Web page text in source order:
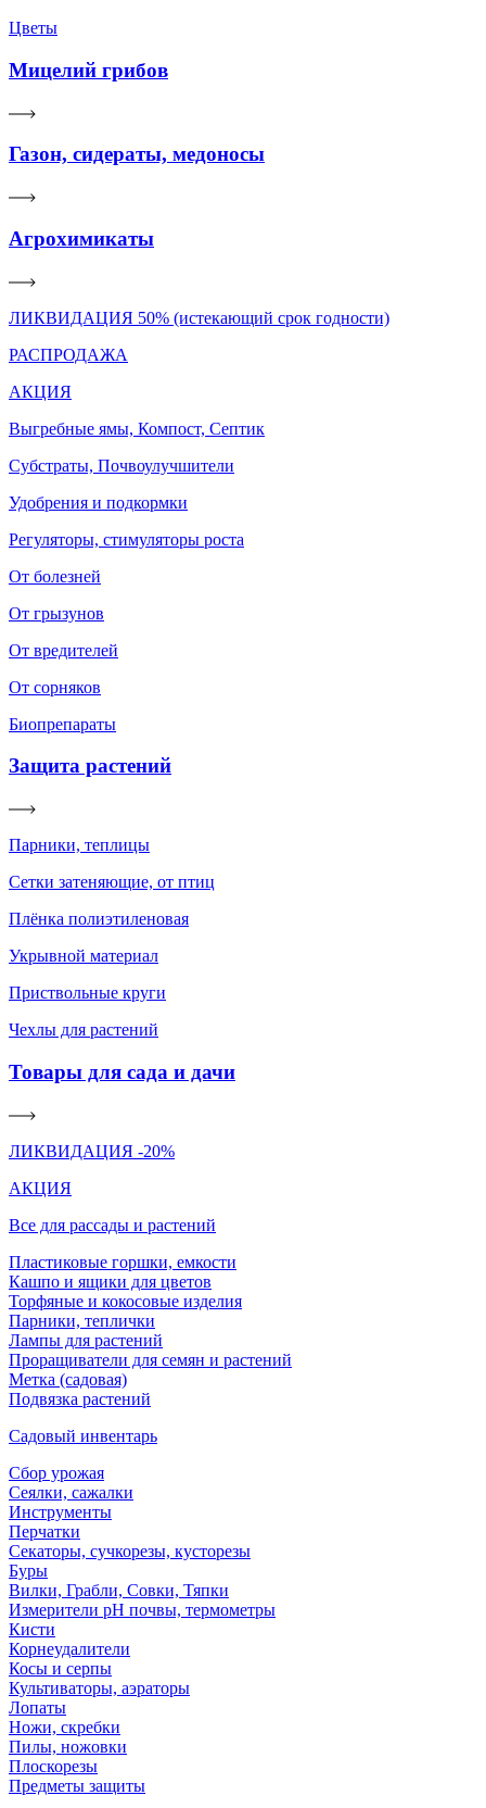
Цветы
Мицелий грибов
Газон, сидераты, медоносы
Агрохимикаты
ЛИКВИДАЦИЯ 50% (истекающий срок годности)
РАСПРОДАЖА
АКЦИЯ
Выгребные ямы, Компост, Септик
Субстраты, Почвоулучшители
Удобрения и подкормки
Регуляторы, стимуляторы роста
От болезней
От грызунов
От вредителей
От сорняков
Биопрепараты
Защита растений
Парники, теплицы
Сетки затеняющие, от птиц
Плёнка полиэтиленовая
Укрывной материал
Приствольные круги
Чехлы для растений
Товары для сада и дачи
ЛИКВИДАЦИЯ -20%
АКЦИЯ
Все для рассады и растений
Пластиковые горшки, емкости
Кашпо и ящики для цветов
Торфяные и кокосовые изделия
Парники, теплички
Лампы для растений
Проращиватели для семян и растений
Метка (садовая)
Подвязка растений
Садовый инвентарь
Сбор урожая
Сеялки, сажалки
Инструменты
Перчатки
Секаторы, сучкорезы, кусторезы
Буры
Вилки, Грабли, Совки, Тяпки
Измерители pH почвы, термометры
Кисти
Корнеудалители
Косы и серпы
Культиваторы, аэраторы
Лопаты
Ножи, скребки
Пилы, ножовки
Плоскорезы
Предметы защиты